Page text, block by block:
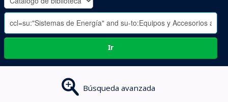
-
Ir
Búsqueda avanzada